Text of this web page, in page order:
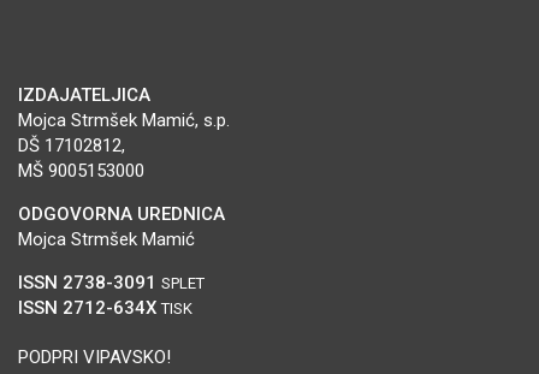
IZDAJATELJICA
Mojca Strmšek Mamić, s.p.
DŠ 17102812,
MŠ 9005153000
ODGOVORNA UREDNICA
Mojca Strmšek Mamić
ISSN 2738-3091 SPLET
ISSN 2712-634XTISK
PODPRI VIPAVSKO!